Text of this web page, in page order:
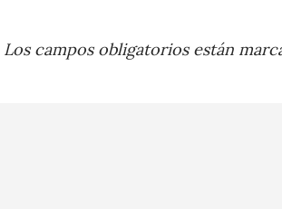
Los campos obligatorios están